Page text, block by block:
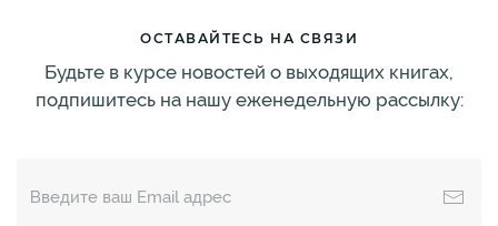
ОСТАВАЙТЕСЬ НА СВЯЗИ
Будьте в курсе новостей о выходящих книгах,
подпишитесь на нашу еженедельную рассылку: